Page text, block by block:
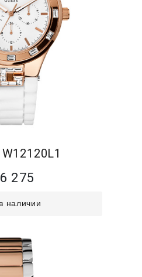
W12120L1
6 275
наличии